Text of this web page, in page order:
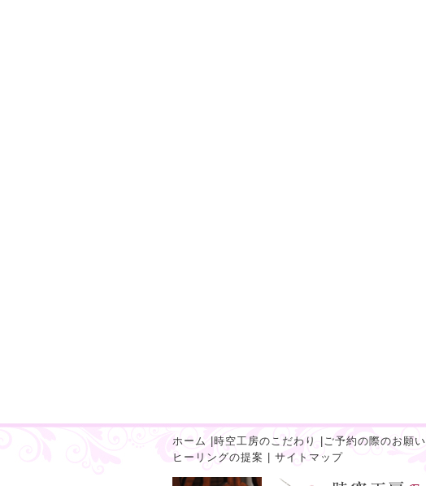
ホーム 時空工房のこだわり ご予約の際のお願い
ヒーリングの提案
サイトマップ